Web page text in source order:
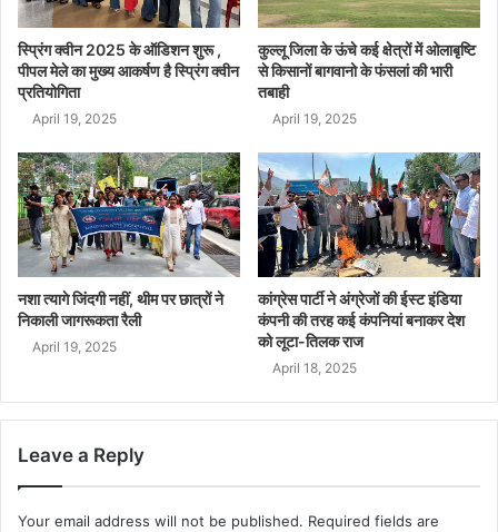
स्प्रिंग क्वीन 2025 के ऑडिशन शुरू ,
पीपल मेले का मुख्य आकर्षण है स्प्रिंग क्वीन
प्रतियोगिता
April 19, 2025
कुल्लू जिला के ऊंचे कई क्षेत्रों में ओलाबृष्टि
से किसानों बागवानो के फंसलां की भारी
तबाही
April 19, 2025
नशा त्यागे जिंदगी नहीं, थीम पर छात्रों ने
निकाली जागरूकता रैली
April 19, 2025
कांग्रेस पार्टी ने अंग्रेजों की ईस्ट इंडिया
कंपनी की तरह कई कंपनियां बनाकर देश
को लूटा-तिलक राज
April 18, 2025
Leave a Reply
Your email address will not be published. Required fields are